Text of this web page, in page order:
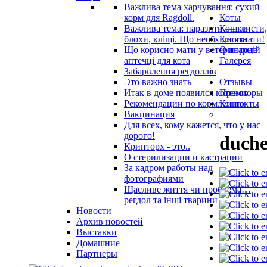
Важлива тема харчування: сухий
корм для Ragdoll.
Важлива тема: паразити — глисти,
блохи, кліщі. Що необхідно знати!
Що корисно мати у ветеринарнiй
аптечцi для кота
Забарвлення регдоллів
Это важно знать
Итак в доме появился котенок
Рекомендации по кормлению
Вакцинация
Для всех, кому кажется, что у нас
дорого!
Крипторх - это..
О стерилизации и кастрации
За кадром работы над
фотографиями
Щасливе життя чи проблема…
регдол та інші тварини
Новости
Архив новостей
Коты
Кошки
Котята
О породе
Галерея
Выставки
Домашние
Отзывы
Премиоры
Контакты
Партнеры